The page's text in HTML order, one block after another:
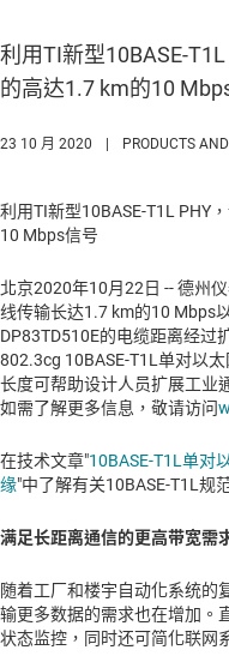
利用TI新型10BASE-
的高达1.7 km的10
23 10 月 2020 PRODUCTS
利用TI新型10BASE-T1L PHY
10 Mbps信号
北京2020年10月22日 -- 德州
线传输长达1.7 km的10 Mbps
DP83TD510E的电缆距离经过
802.3cg 10BASE-T1L单对以
长度可帮助设计人员扩展工业
如需了解更多信息，敬请访问
在技术文章"10BASE-T1L单对
缘"中了解有关10BASE-T1L规
满足长距离通信的更高带宽需
随着工厂和楼宇自动化系统的
输更多数据的需求也在增加。
状态监控，同时还可简化联网